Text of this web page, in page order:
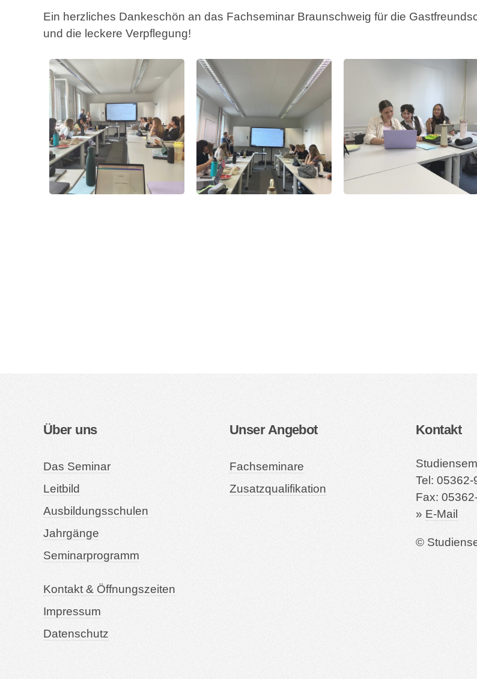
Ein herzliches Dankeschön an das Fachseminar Braunschweig für die
und die leckere Verpflegung!
Über uns
Das Seminar
Leitbild
Ausbildungsschulen
Jahrgänge
Seminarprogramm
Kontakt & Öffnungszeiten
Impressum
Datenschutz
Unser Angebot
Fachseminare
Zusatzqualifikation
Kontakt
Tel: 05362-
Fax:
» E-Mail
©